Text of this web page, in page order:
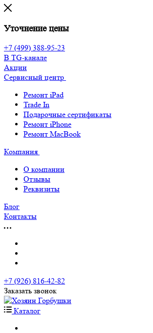
Уточнение цены
+7 (499) 388-95-23
В TG-канале
Акции
Сервисный центр
Ремонт iPad
Trade In
Подарочные сертификаты
Ремонт iPhone
Ремонт MacBook
Компания
О компании
Отзывы
Реквизиты
Блог
Контакты
+7 (926) 816-42-82
Заказать звонок
Каталог